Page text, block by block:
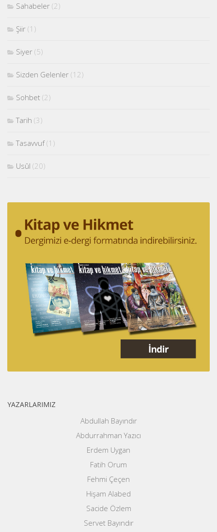
Sahabeler (2)
Şiir (1)
Siyer (5)
Sizden Gelenler (12)
Sohbet (2)
Tarih (3)
Tasavvuf(1)
Usûl (20)
YAZARLARIMIZ
Abdullah Bayındır
Abdurrahman Yazıcı
Erdem Uygan
Fatih Orum
Fehmi Çeçen
Hişam Alabed
Sacide Özlem
Servet Bayındır